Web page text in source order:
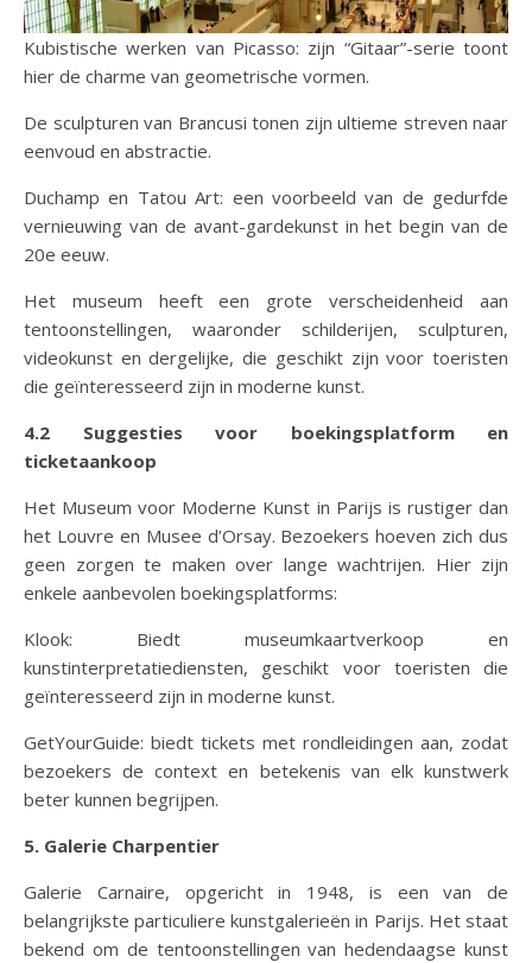
Kubistische werken van Picasso: zijn “Gitaar”-serie toont
hier de charme van geometrische vormen.
De sculpturen van Brancusi tonen zijn ultieme streven naar
eenvoud en abstractie.
Duchamp en Tatou Art: een voorbeeld van de gedurfde
vernieuwing van de avant-gardekunst in het begin van de
20e eeuw.
Het museum heeft een grote verscheidenheid aan
tentoonstellingen, waaronder schilderijen, sculpturen,
videokunst en dergelijke, die geschikt zijn voor toeristen
die geïnteresseerd zijn in moderne kunst.
4.2 Suggesties voor boekingsplatform en
ticketaankoop
Het Museum voor Moderne Kunst in Parijs is rustiger dan
het Louvre en Musee d’Orsay. Bezoekers hoeven zich dus
geen zorgen te maken over lange wachtrijen. Hier zijn
enkele aanbevolen boekingsplatforms:
Klook: Biedt museumkaartverkoop en
kunstinterpretatiediensten, geschikt voor toeristen die
geïnteresseerd zijn in moderne kunst.
GetYourGuide: biedt tickets met rondleidingen aan, zodat
bezoekers de context en betekenis van elk kunstwerk
beter kunnen begrijpen.
5. Galerie Charpentier
Galerie Carnaire, opgericht in 1948, is een van de
belangrijkste particuliere kunstgalerieën in Parijs. Het staat
bekend om de tentoonstellingen van hedendaagse kunst